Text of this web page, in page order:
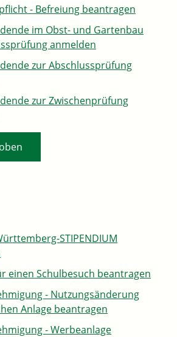
- Befreiung beantragen
im Obst- und Gartenbau
anmelden
zur Abschlussprüfung
zur Zwischenprüfung
STIPENDIUM
einen Schulbesuch beantragen
- Nutzungsänderung
Anlage beantragen
- Werbeanlage